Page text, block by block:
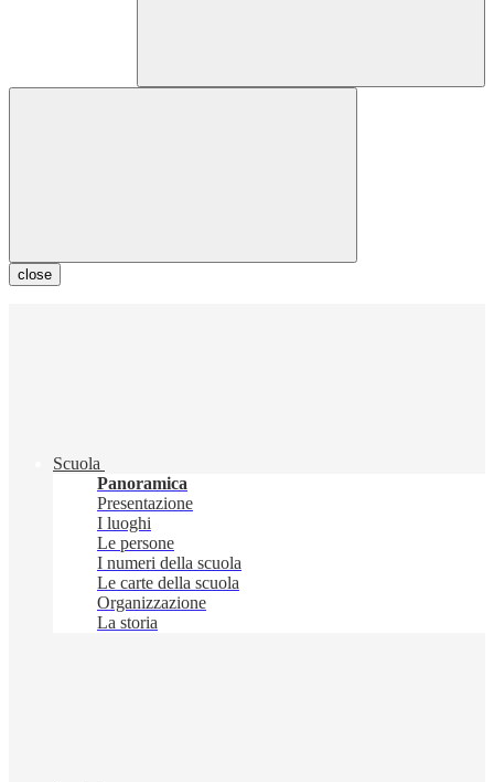
close
Scuola
Panoramica
Presentazione
I luoghi
Le persone
I numeri della scuola
Le carte della scuola
Organizzazione
La storia